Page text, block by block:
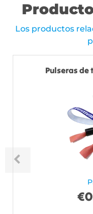
Los productos
Pulseras de
€